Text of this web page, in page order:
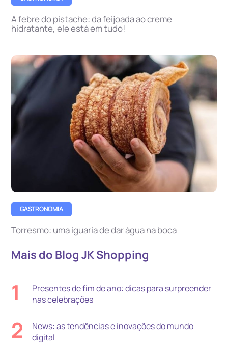
A febre do pistache: da feijoada ao creme
hidratante, ele está em tudo!
GASTRONOMIA
Torresmo: uma iguaria de dar água na boca
Mais do Blog JK Shopping
1
Presentes de fim de ano: dicas para surpreender
nas celebrações
2
News: as tendências e inovações do mundo
digital